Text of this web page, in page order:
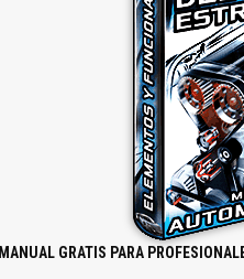
MANUAL GRATIS PARA